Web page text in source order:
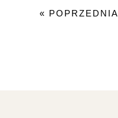
« POPRZEDNIA